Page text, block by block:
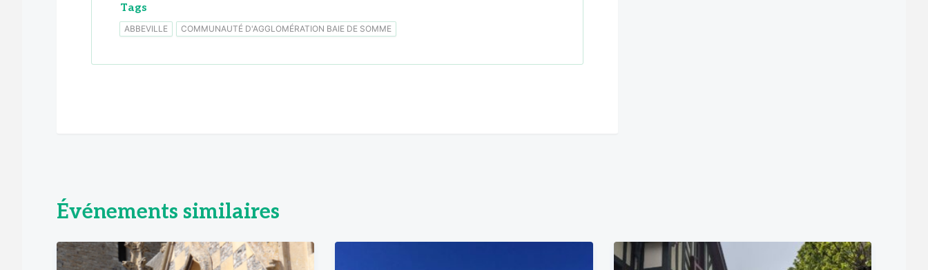
Tags
ABBEVILLE COMMUNAUTÉ D'AGGLOMÉRATION BAIE DE SOMME
Événements similaires